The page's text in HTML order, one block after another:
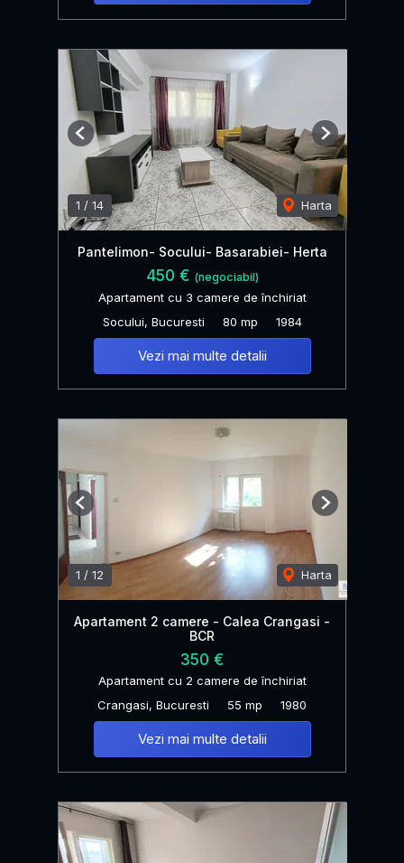
1 / 14 Harta
Previous Next
Pantelimon- Socului- Basarabiei- Herta
450 € (negociabil)
Apartament cu 3 camere de închiriat
Socului, Bucuresti
80 mp 1984
Vezi mai multe detalii
1 / 12 Harta
Previous Next
Apartament 2 camere - Calea Crangasi -
BCR
350 €
Apartament cu 2 camere de închiriat
Crangasi, Bucuresti
55 mp 1980
Vezi mai multe detalii